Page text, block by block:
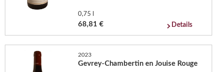
0,75 l
68,81 € Details
2023
Gevrey-Chambertin en Jouise Rouge